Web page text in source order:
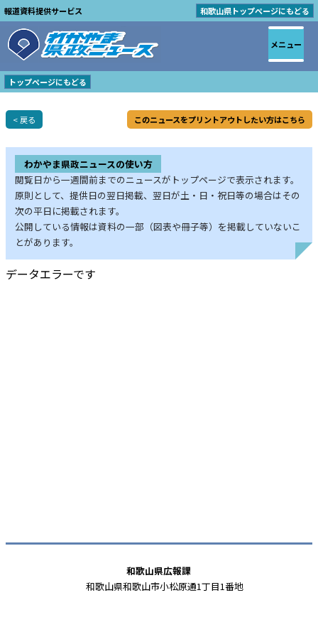
報道資料提供サービス 和歌山県トップページにもどる
トップページにもどる
< 戻る このニュースをプリントアウトしたい方はこちら
わかやま県政ニュースの使い方
閲覧日から一週間前までのニュースがトップページで表示されます。
原則として、提供日の翌日掲載、翌日が土・日・祝日等の場合はその
次の平日に掲載されます。
公開している情報は資料の一部（図表や冊子等）を掲載していないこ
とがあります。
データエラーです
メニュー
和歌山県広報課
和歌山県和歌山市小松原通1丁目1番地